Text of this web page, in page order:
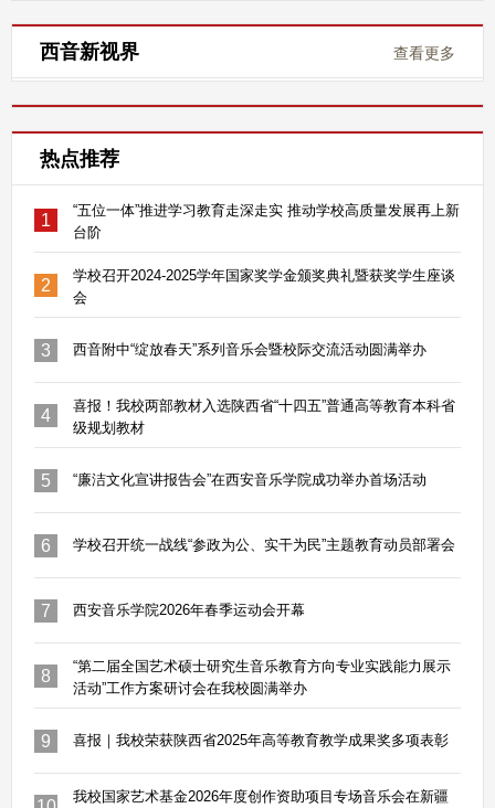
西音新视界 查看更多
热点推荐
1
“五位一体”推进学习教育走深走实 推动学校高质量发展再上新
台阶
2
学校召开2024-2025学年国家奖学金颁奖典礼暨获奖学生座谈
会
3 西音附中“绽放春天”系列音乐会暨校际交流活动圆满举办
4
喜报！我校两部教材入选陕西省“十四五”普通高等教育本科省
级规划教材
5 “廉洁文化宣讲报告会”在西安音乐学院成功举办首场活动
6 学校召开统一战线“参政为公、实干为民”主题教育动员部署会
7 西安音乐学院2026年春季运动会开幕
8
“第二届全国艺术硕士研究生音乐教育方向专业实践能力展示
活动”工作方案研讨会在我校圆满举办
9 喜报｜我校荣获陕西省2025年高等教育教学成果奖多项表彰
我校国家艺术基金2026年度创作资助项目专场音乐会在新疆